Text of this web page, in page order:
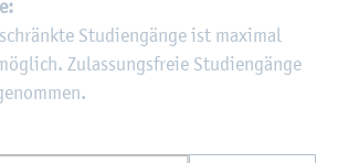
Stu­di­en­gän­ge ist ma­xi­mal
Zu­las­sungs­freie Stu­di­en­gän­ge